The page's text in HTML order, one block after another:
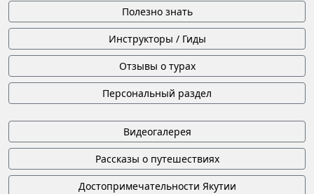
Полезно знать
Инструкторы / Гиды
Отзывы о турах
Персональный раздел
Видеогалерея
Рассказы о путешествиях
Достопримечательности Якутии